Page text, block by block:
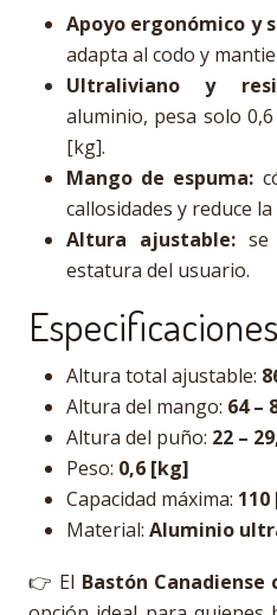
Apoyo ergonómico y
adapta al codo y
Ultraliviano y
aluminio, pesa solo
[kg].
Mango de espuma:
callosidades y reduce
Altura ajustable:
estatura del usuario.
Altura total ajustable:
Altura del mango: 64 –
Altura del puño: 22 –
Peso: 0,6 [kg]
Capacidad máxima:
Material: Aluminio
👉 El Bastón Canadiense